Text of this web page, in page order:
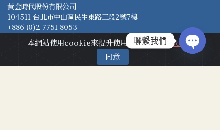
黃金時代股份有限公司
104511 台北市中山區民生東路三段2號7樓
+886 (0)2 7751 8053
admin@golden-age.life
104050 台北市中山區敬業二路69巷20號1樓
本網站使用cookie來提升使用者體驗關於cookie
同意
聯繫我們